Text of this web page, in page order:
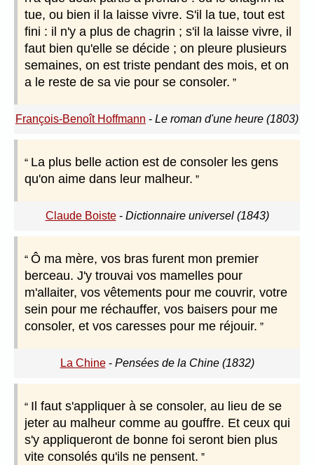
tue, ou bien il la laisse vivre. S'il la tue, tout est
fini : il n'y a plus de chagrin ; s'il la laisse vivre, il
faut bien qu'elle se décide ; on pleure plusieurs
semaines, on est triste pendant des mois, et on
a le reste de sa vie pour se consoler.
François-Benoît Hoffmann - Le roman d'une heure (1803)
La plus belle action est de consoler les gens
qu'on aime dans leur malheur.
Claude Boiste- Dictionnaire universel (1843)
Ô ma mère, vos bras furent mon premier
berceau. J'y trouvai vos mamelles pour
m'allaiter, vos vêtements pour me couvrir, votre
sein pour me réchauffer, vos baisers pour me
consoler, et vos caresses pour me réjouir.
La Chine- Pensées de la Chine (1832)
Il faut s'appliquer à se consoler, au lieu de se
jeter au malheur comme au gouffre. Et ceux qui
s'y appliqueront de bonne foi seront bien plus
vite consolés qu'ils ne pensent.